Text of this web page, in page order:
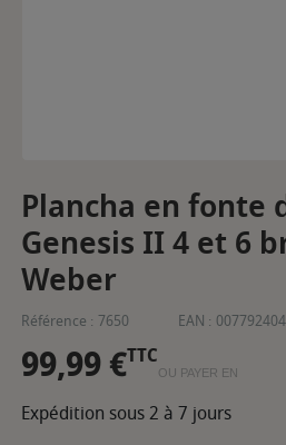
Plancha en fonte
Genesis II 4 et 6
Weber
Référence : 7650 EAN :
99,99 €TTC
OU PAYER EN
Expédition sous 2 à 7 jours